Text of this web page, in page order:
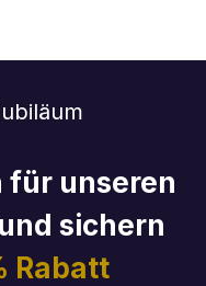
für unseren
sichern
Rabatt